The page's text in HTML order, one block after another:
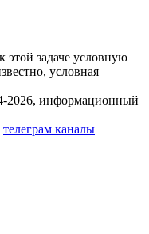
задаче условную
условная
2026, информационный
телеграм каналы